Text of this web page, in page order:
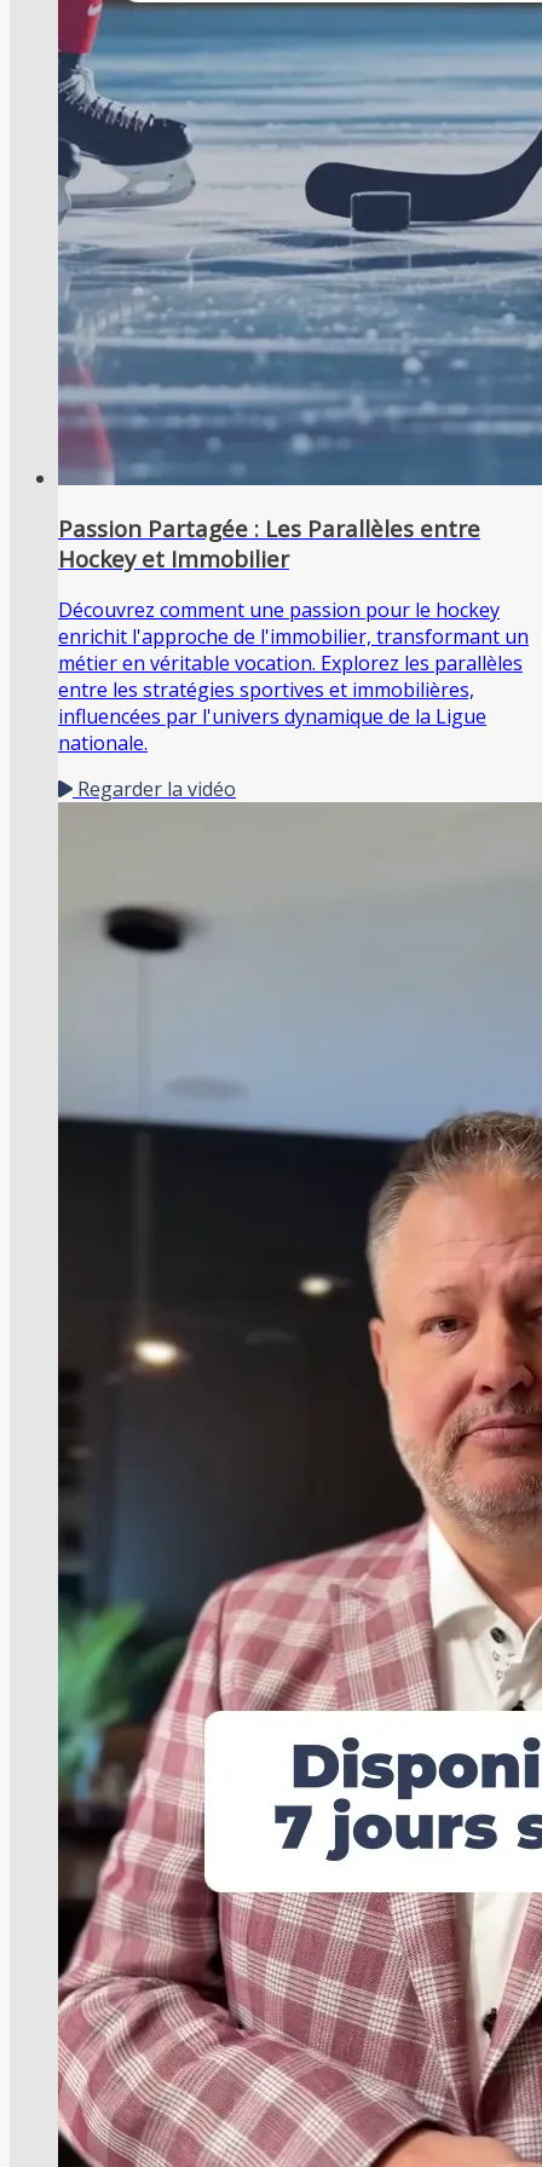
Passion Partagée : Les Parallèles entre
Hockey et Immobilier
Découvrez comment une passion pour le hockey
enrichit l'approche de l'immobilier, transformant un
métier en véritable vocation. Explorez les parallèles
entre les stratégies sportives et immobilières,
influencées par l'univers dynamique de la Ligue
nationale.
Regarder la vidéo